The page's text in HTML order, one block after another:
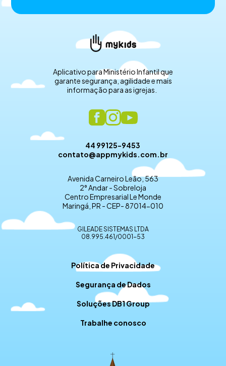
Aplicativo para Ministério Infantil que
garante segurança, agilidade e mais
informação para as igrejas.
44 99125-9453
contato@appmykids.com.br
Avenida Carneiro Leão, 563
2° Andar - Sobreloja
Centro Empresarial Le Monde
Maringá, PR - CEP- 87014-010
GILEADE SISTEMAS LTDA
08.995.461/0001-53
Política de Privacidade
Segurança de Dados
Soluções DB1 Group
Trabalhe conosco